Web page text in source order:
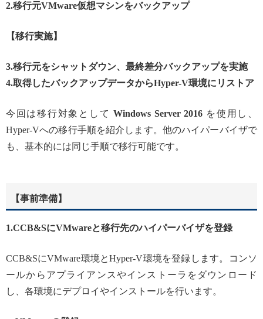
2.移行元VMware仮想マシンをバックアップ
【移行実施】
3.移行元をシャットダウン、最終差分バックアップを実施
4.取得したバックアップデータからHyper-V環境にリストア
今回は移行対象として Windows Server 2016 を使用し、
Hyper-Vへの移行手順を紹介します。他のハイパーバイザで
も、基本的には同じ手順で移行可能です。
【事前準備】
1.CCB&SにVMwareと移行先のハイパーバイザを登録
CCB&SにVMware環境とHyper-V環境を登録します。コンソ
ールからアプライアンスやインストーラをダウンロード
し、各環境にデプロイやインストールを行います。